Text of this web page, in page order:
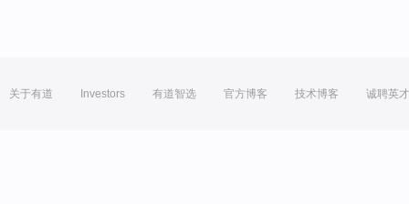
关于有道 Investors 有道智选 官方博客 技术博客 诚聘英才